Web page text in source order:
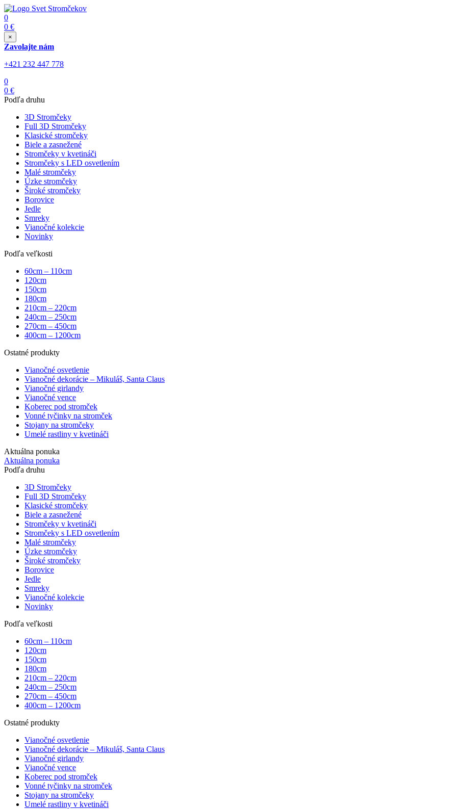
0
0 €
×
Zavolajte nám
+421 232 447 778
0
0 €
Podľa druhu
3D Stromčeky
Full 3D Stromčeky
Klasické stromčeky
Biele a zasnežené
Stromčeky v kvetináči
Stromčeky s LED osvetlením
Malé stromčeky
Úzke stromčeky
Široké stromčeky
Borovice
Jedle
Smreky
Vianočné kolekcie
Novinky
Podľa veľkosti
60cm – 110cm
120cm
150cm
180cm
210cm – 220cm
240cm – 250cm
270cm – 450cm
400cm – 1200cm
Ostatné produkty
Vianočné osvetlenie
Vianočné dekorácie – Mikuláš, Santa Claus
Vianočné girlandy
Vianočné vence
Koberec pod stromček
Vonné tyčinky na stromček
Stojany na stromčeky
Umelé rastliny v kvetináči
Aktuálna ponuka
Aktuálna ponuka
Podľa druhu
3D Stromčeky
Full 3D Stromčeky
Klasické stromčeky
Biele a zasnežené
Stromčeky v kvetináči
Stromčeky s LED osvetlením
Malé stromčeky
Úzke stromčeky
Široké stromčeky
Borovice
Jedle
Smreky
Vianočné kolekcie
Novinky
Podľa veľkosti
60cm – 110cm
120cm
150cm
180cm
210cm – 220cm
240cm – 250cm
270cm – 450cm
400cm – 1200cm
Ostatné produkty
Vianočné osvetlenie
Vianočné dekorácie – Mikuláš, Santa Claus
Vianočné girlandy
Vianočné vence
Koberec pod stromček
Vonné tyčinky na stromček
Stojany na stromčeky
Umelé rastliny v kvetináči